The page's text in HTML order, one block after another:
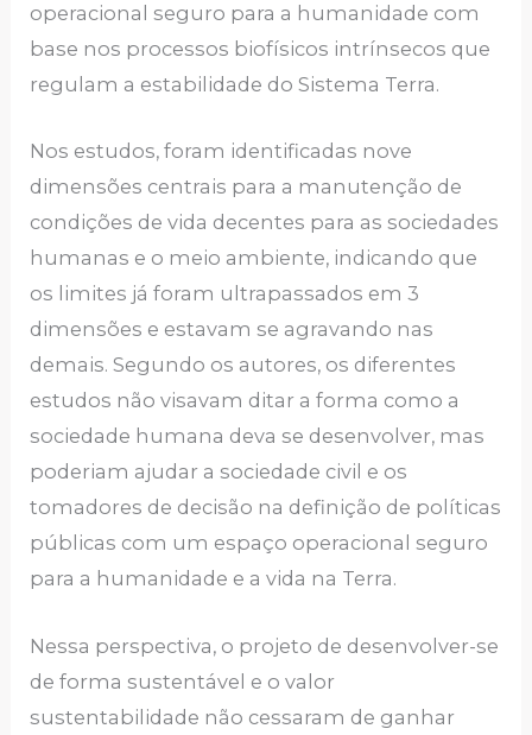
operacional seguro para a humanidade com
base nos processos biofísicos intrínsecos que
regulam a estabilidade do Sistema Terra.
Nos estudos, foram identificadas nove
dimensões centrais para a manutenção de
condições de vida decentes para as sociedades
humanas e o meio ambiente, indicando que
os limites já foram ultrapassados em 3
dimensões e estavam se agravando nas
demais. Segundo os autores, os diferentes
estudos não visavam ditar a forma como a
sociedade humana deva se desenvolver, mas
poderiam ajudar a sociedade civil e os
tomadores de decisão na definição de políticas
públicas com um espaço operacional seguro
para a humanidade e a vida na Terra.
Nessa perspectiva, o projeto de desenvolver-se
de forma sustentável e o valor
sustentabilidade não cessaram de ganhar